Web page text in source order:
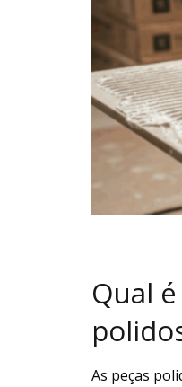
Qual
As peças